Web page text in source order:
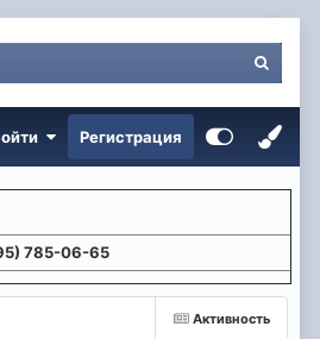
Регистрация
785-06-65
Активность